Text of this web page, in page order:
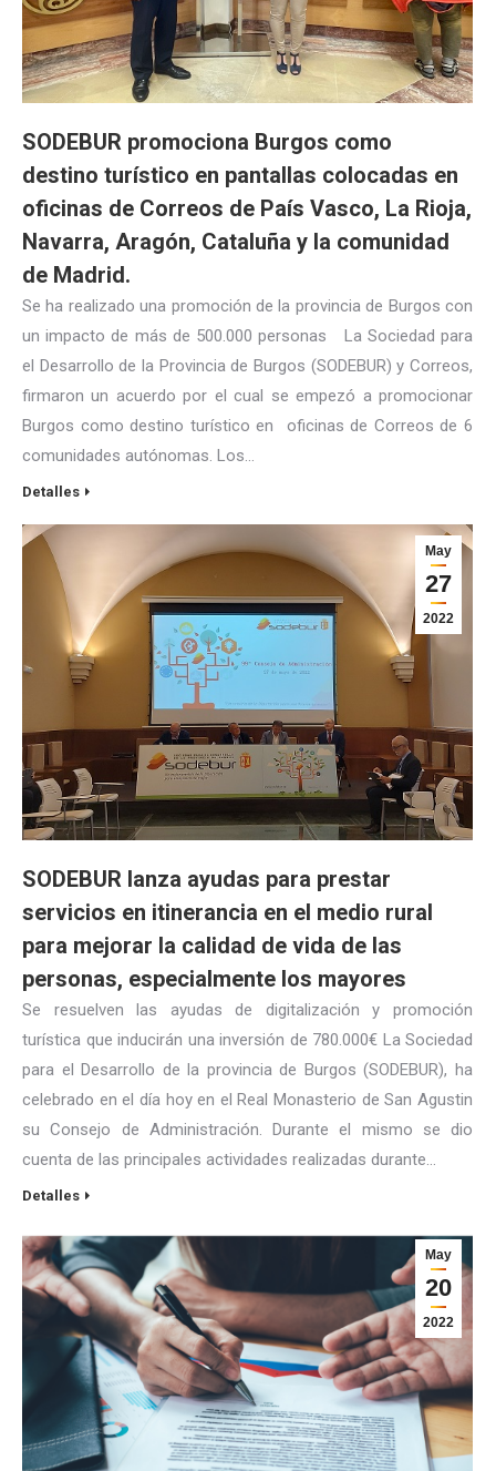
SODEBUR promociona Burgos como
destino turístico en pantallas colocadas en
oficinas de Correos de País Vasco, La Rioja,
Navarra, Aragón, Cataluña y la comunidad
de Madrid.
Se ha realizado una promoción de la provincia de Burgos con
un impacto de más de 500.000 personas La Sociedad para
el Desarrollo de la Provincia de Burgos (SODEBUR) y Correos,
firmaron un acuerdo por el cual se empezó a promocionar
Burgos como destino turístico en oficinas de Correos de 6
comunidades autónomas. Los…
Detalles
May
27
2022
SODEBUR lanza ayudas para prestar
servicios en itinerancia en el medio rural
para mejorar la calidad de vida de las
personas, especialmente los mayores
Se resuelven las ayudas de digitalización y promoción
turística que inducirán una inversión de 780.000€ La Sociedad
para el Desarrollo de la provincia de Burgos (SODEBUR), ha
celebrado en el día hoy en el Real Monasterio de San Agustin
su Consejo de Administración. Durante el mismo se dio
cuenta de las principales actividades realizadas durante…
Detalles
May
20
2022